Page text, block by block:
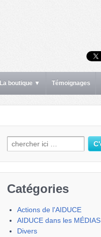
La boutique ▼ Témoignages
Recherche pour:
Catégories
Actions de l'AIDUCE
AIDUCE dans les MÉDIAS
Divers